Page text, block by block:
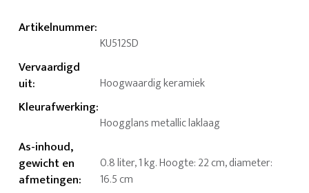
Artikelnummer:
KU512SD
Vervaardigd
uit: Hoogwaardig keramiek
Kleurafwerking:
Hoogglans metallic laklaag
As-inhoud,
gewicht en
afmetingen:
0.8 liter, 1 kg. Hoogte: 22 cm, diameter:
16.5 cm